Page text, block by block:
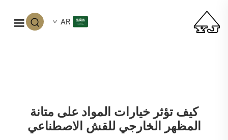
AR
كيف تؤثر خيارات المواد على متانة
المظهر الخارجي للقش الاصطناعي